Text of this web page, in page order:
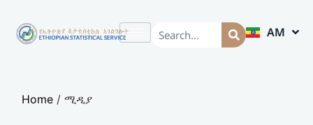
AM
EN
Home /ሚዲያ